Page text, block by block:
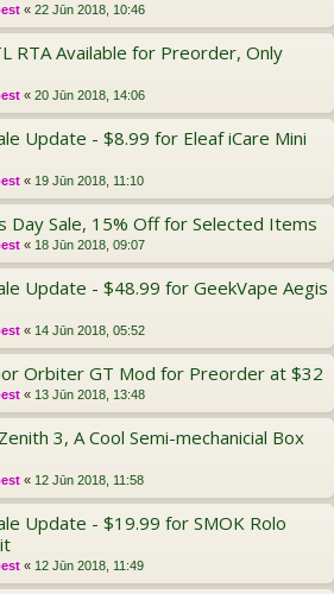
« 22 Jūn 2018, 10:46
RTA Available for Preorder, Only
« 20 Jūn 2018, 14:06
Update - $8.99 for Eleaf iCare Mini
« 19 Jūn 2018, 11:10
Day Sale, 15% Off for Selected Items
« 18 Jūn 2018, 09:07
Update - $48.99 for GeekVape Aegis
« 14 Jūn 2018, 05:52
Orbiter GT Mod for Preorder at $32
« 13 Jūn 2018, 13:48
3, A Cool Semi-mechanicial Box
« 12 Jūn 2018, 11:58
Update - $19.99 for SMOK Rolo
« 12 Jūn 2018, 11:49